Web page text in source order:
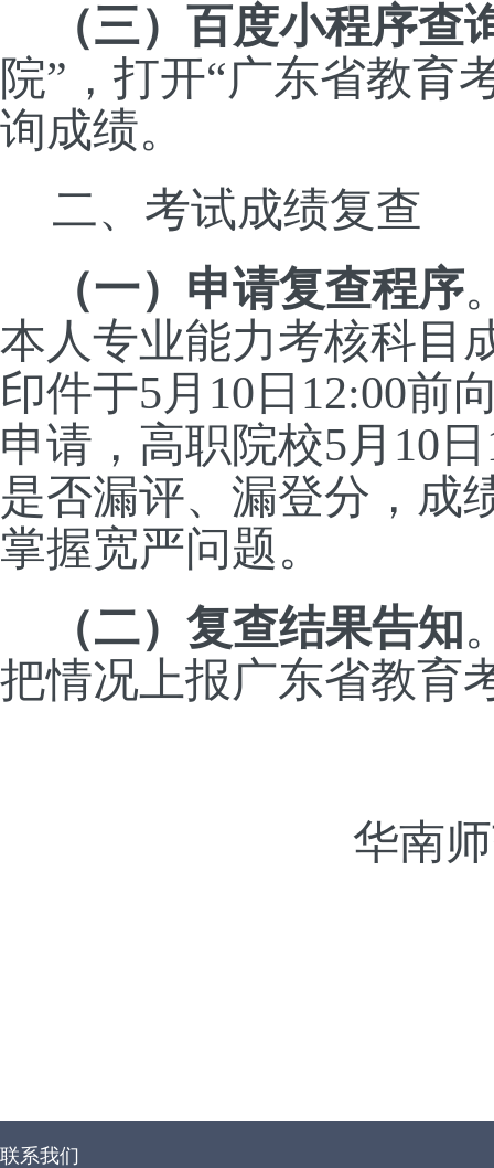
（三） 百度小程序查
院”，打开“广东省教
询成绩。
二、考试成绩复查
（一）申请复查程序
本人专业能力考核科目
印件于5月 10 日 12:00前
申请，高职院校5月 10 日
是否漏评、 漏登分 ，成
掌握宽严问题。
（二）复查结果告知
把情况 上报广东省教育
华南
联系我们